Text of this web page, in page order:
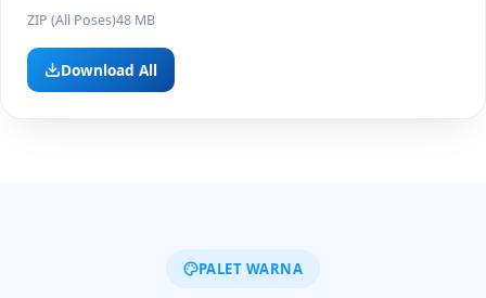
ZIP (All Poses)48 MB
Download All
PALET WARNA